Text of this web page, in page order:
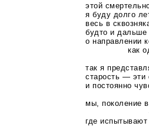
этой
я буду долго
весь в
будто и дальше
о направлении
как
так я
старость — эти
и постоянно
мы, поколение в
— будто
где